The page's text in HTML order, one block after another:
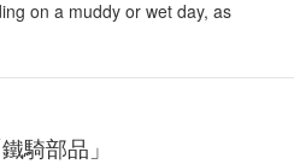
on a muddy or wet day, as
騎部品」